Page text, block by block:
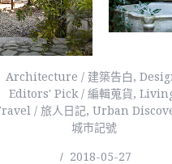
Architecture / 建築告白,
Editors' Pick / 編輯蒐貨,
/ 旅人日記, Urban
城市記號
2018-05-27